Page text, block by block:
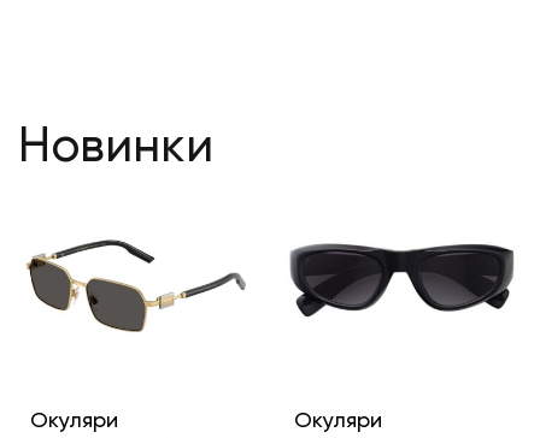
Новинки
Окуляри
Окуляри